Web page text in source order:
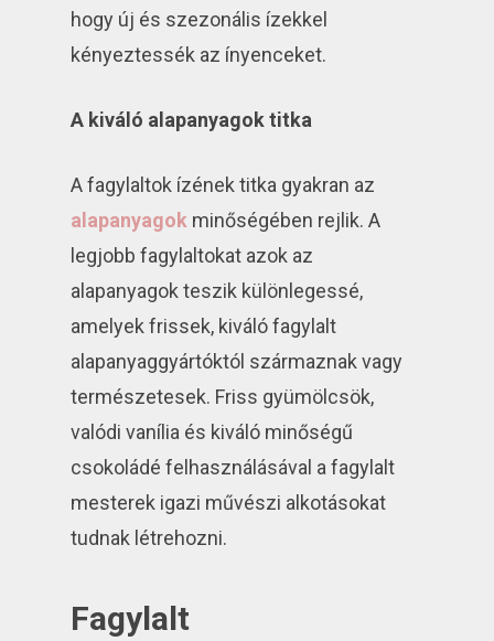
hogy új és szezonális ízekkel
kényeztessék az ínyenceket.
A kiváló alapanyagok titka
A fagylaltok ízének titka gyakran az
alapanyagok minőségében rejlik. A
legjobb fagylaltokat azok az
alapanyagok teszik különlegessé,
amelyek frissek, kiváló fagylalt
alapanyaggyártóktól származnak vagy
természetesek. Friss gyümölcsök,
valódi vanília és kiváló minőségű
csokoládé felhasználásával a fagylalt
mesterek igazi művészi alkotásokat
tudnak létrehozni.
Fagylalt